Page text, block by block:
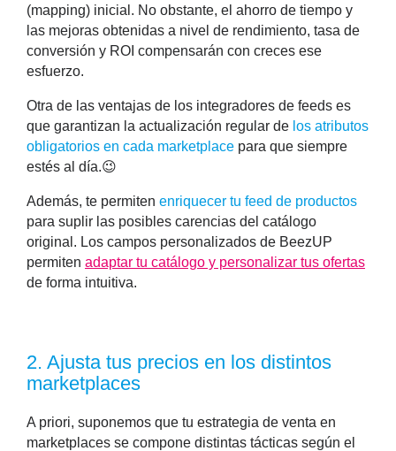
(mapping) inicial. No obstante, el ahorro de tiempo y
las mejoras obtenidas a nivel de rendimiento, tasa de
conversión y ROI compensarán con creces ese
esfuerzo.
Otra de las ventajas de los integradores de feeds es
que garantizan la actualización regular de los atributos
obligatorios en cada marketplace para que siempre
estés al día.😉
Además, te permiten enriquecer tu feed de productos
para suplir las posibles carencias del catálogo
original. Los campos personalizados de BeezUP
permiten adaptar tu catálogo y personalizar tus ofertas
de forma intuitiva.
2. Ajusta tus precios en los distintos
marketplaces
A priori, suponemos que tu estrategia de venta en
marketplaces se compone distintas tácticas según el